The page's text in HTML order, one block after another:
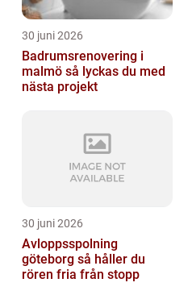
30 juni 2026
Badrumsrenovering i
malmö så lyckas du med
nästa projekt
30 juni 2026
Avloppsspolning
göteborg så håller du
rören fria från stopp